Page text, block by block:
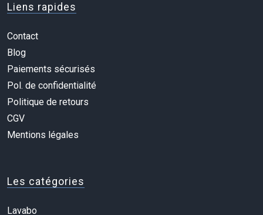
Liens rapides
Contact
Blog
Paiements sécurisés
Pol. de confidentialité
Politique de retours
CGV
Mentions légales
Les catégories
Lavabo